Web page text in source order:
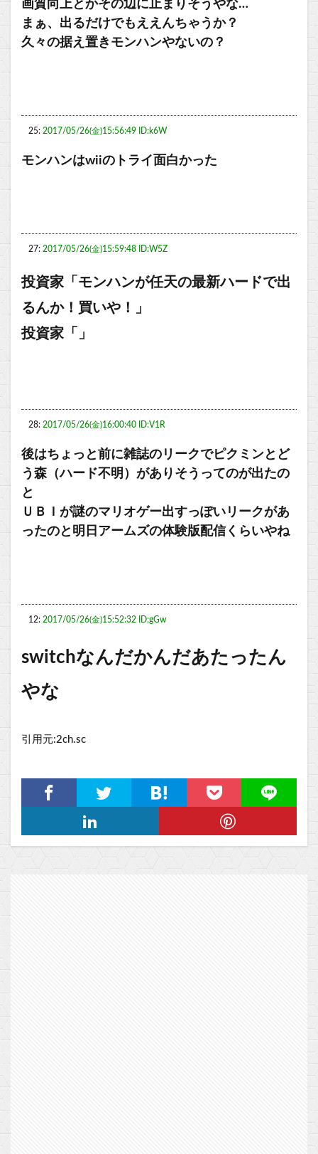
画質向上とかその辺に止まりそうやな…
まぁ、出るだけでもええんちゃうか？
久々の据え置きモンハンやないの？
25: 2017/05/26(金)15:56:49 ID:k6W
モンハンはwiiのトライ面白かった
27: 2017/05/26(金)15:59:48 ID:W5Z
投資家「モンハンが任天の最新ハードで出
るんか！買いや！」
投資家「」
28: 2017/05/26(金)16:00:40 ID:V1R
後はちょっと前に雑誌のリークでピクミンとど
う森（ハード不明）がありそうってのが出たの
と
ＵＢＩが謎のマリオゲー出すっぽいリークがあ
ったのと明日アームズの体験版配信くらいやね
12: 2017/05/26(金)15:52:32 ID:gGw
switchなんだかんだあたったん
やな
引用元:2ch.sc